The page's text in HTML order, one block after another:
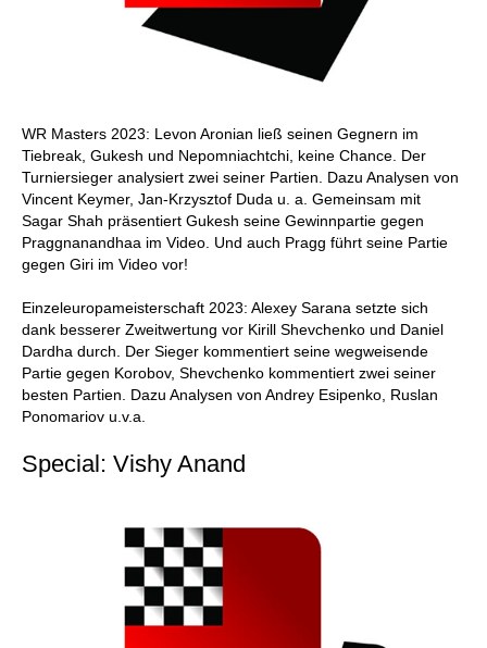
WR Masters 2023: Levon Aronian ließ seinen Gegnern im
Tiebreak, Gukesh und Nepomniachtchi, keine Chance. Der
Turniersieger analysiert zwei seiner Partien. Dazu Analysen von
Vincent Keymer, Jan-Krzysztof Duda u. a. Gemeinsam mit
Sagar Shah präsentiert Gukesh seine Gewinnpartie gegen
Praggnanandhaa im Video. Und auch Pragg führt seine Partie
gegen Giri im Video vor!
Einzeleuropameisterschaft 2023: Alexey Sarana setzte sich
dank besserer Zweitwertung vor Kirill Shevchenko und Daniel
Dardha durch. Der Sieger kommentiert seine wegweisende
Partie gegen Korobov, Shevchenko kommentiert zwei seiner
besten Partien. Dazu Analysen von Andrey Esipenko, Ruslan
Ponomariov u.v.a.
Special: Vishy Anand